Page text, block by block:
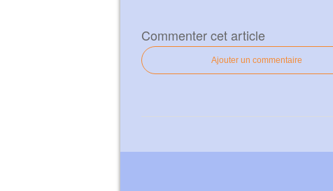
Commenter cet article
Ajouter un commentaire